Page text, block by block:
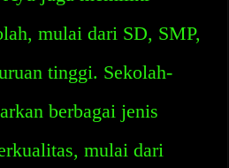
mulai dari SD, SMP,
tinggi. Sekolah-
berbagai jenis
mulai dari